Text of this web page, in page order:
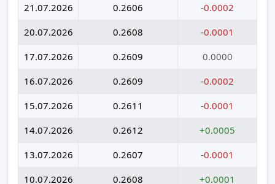
21.07.2026
0.2606
-0.0002
20.07.2026
0.2608
-0.0001
17.07.2026
0.2609
0.0000
16.07.2026
0.2609
-0.0002
15.07.2026
0.2611
-0.0001
14.07.2026
0.2612
+0.0005
13.07.2026
0.2607
-0.0001
10.07.2026
0.2608 +0.0001